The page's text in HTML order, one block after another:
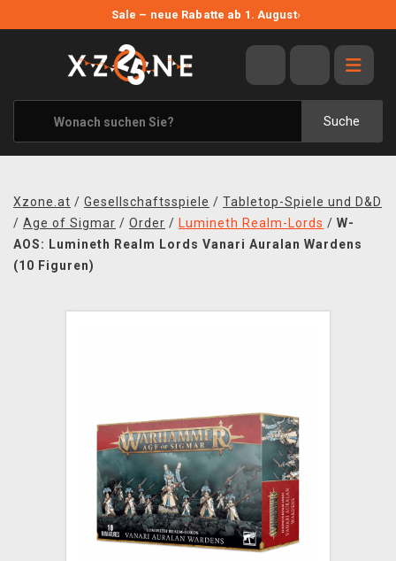
Sale – neue Rabatte ab 1. August›
Suche
ANGEBOTE
ALLE MARKEN
XZONE ORIGINALS
KLEIDUNG & ACCESSOIRES
BÜCHER & COMICS
BRETT- UND KARTENSPIELE
Xzone.at / Gesellschaftsspiele / Tabletop-Spiele und D&D
/ Age of Sigmar / Order / Lumineth Realm-Lords / W-
AOS: Lumineth Realm Lords Vanari Auralan Wardens
(10 Figuren)